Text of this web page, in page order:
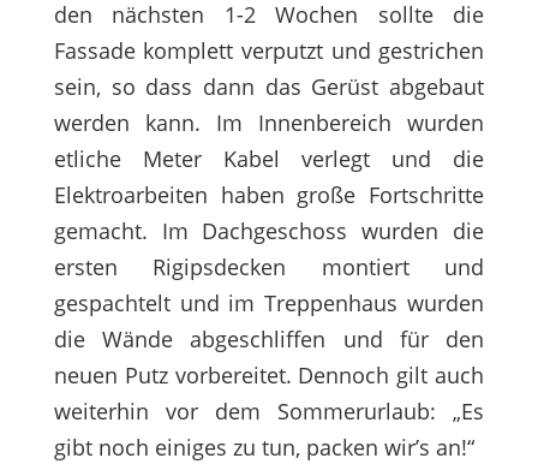
den nächsten 1-2 Wochen sollte die
Fassade komplett verputzt und gestrichen
sein, so dass dann das Gerüst abgebaut
werden kann. Im Innenbereich wurden
etliche Meter Kabel verlegt und die
Elektroarbeiten haben große Fortschritte
gemacht. Im Dachgeschoss wurden die
ersten Rigipsdecken montiert und
gespachtelt und im Treppenhaus wurden
die Wände abgeschliffen und für den
neuen Putz vorbereitet. Dennoch gilt auch
weiterhin vor dem Sommerurlaub: „Es
gibt noch einiges zu tun, packen wir’s an!“